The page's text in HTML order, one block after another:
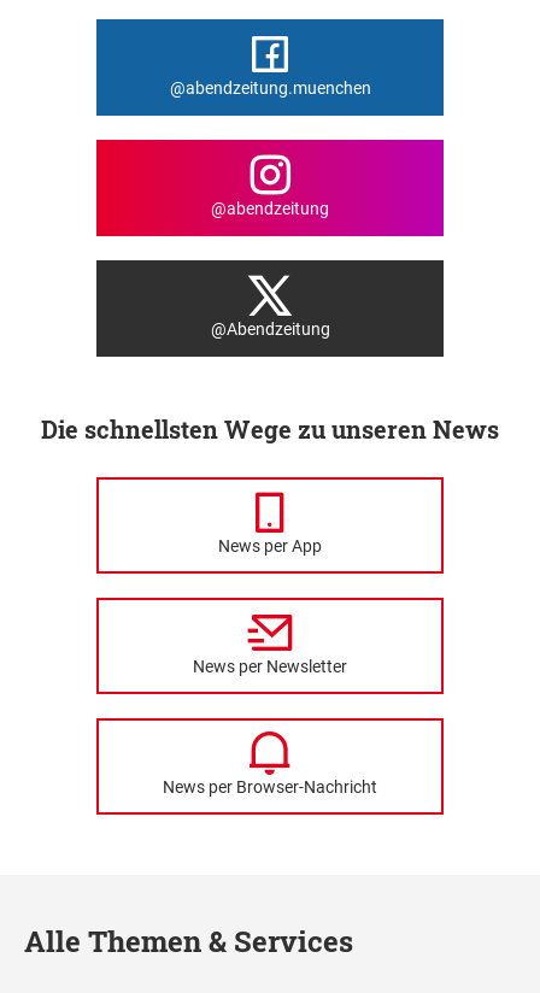
@abendzeitung.muenchen
@abendzeitung
@Abendzeitung
Die schnellsten Wege zu unseren News
News per App
News per Newsletter
News per Browser-Nachricht
Alle Themen & Services